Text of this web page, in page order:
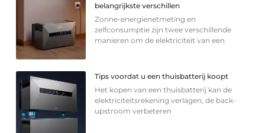
belangrijkste verschillen
Zonne-energienetmeting en
zelfconsumptie zijn twee verschillende
manieren om de elektriciteit van een
Tips voordat u een thuisbatterij koopt
Het kopen van een thuisbatterij kan de
elektriciteitsrekening verlagen, de back-
upstroom verbeteren